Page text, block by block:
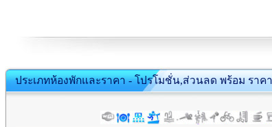
ประเภทห้องพักและราคา - โปรโมชั่น,ส่วนลด พร้อม ราค